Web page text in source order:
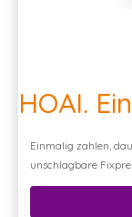
HOAI.
Einmalig zahlen,
unschlagbare